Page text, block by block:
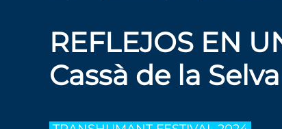
REFLEJOS EN
Cassà de la Selva